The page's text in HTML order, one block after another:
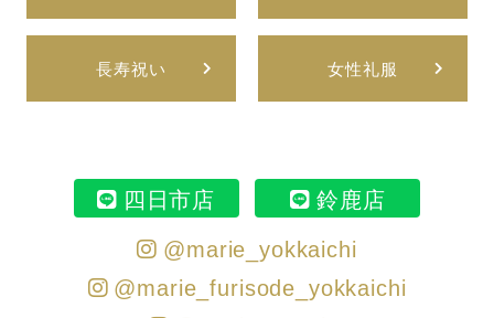
長寿祝い 女性礼服
四日市店
鈴鹿店
@marie_yokkaichi
@marie_furisode_yokkaichi